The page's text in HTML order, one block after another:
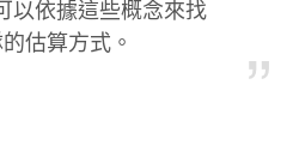
以依據這些概念來找
估算方式。